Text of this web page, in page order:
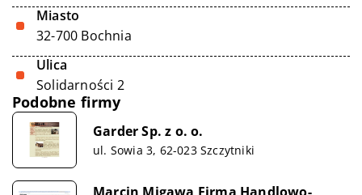
Miasto
32-700 Bochnia
Ulica
Solidarności 2
Podobne firmy
Garder Sp. z o. o.
ul. Sowia 3, 62-023 Szczytniki
Marcin Migawa Firma Handlowo-